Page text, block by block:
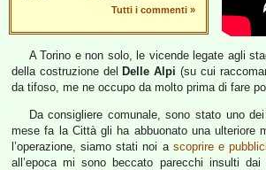
Tutti i commenti »
A Torino e non solo, le vicende legate agli
della costruzione del Delle Alpi (su cui
da tifoso, me ne occupo da molto prima di fare
Da consigliere comunale, sono stato uno
mese fa la Città gli ha abbuonato una ulteriore
l’operazione, siamo stati noi a scoprire e
all’epoca mi sono beccato parecchi insulti